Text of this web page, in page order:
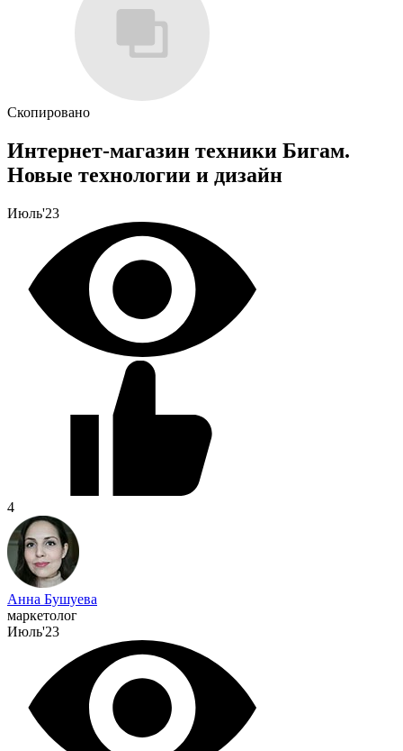
Скопировано
Интернет-магазин техники Бигам.
Новые технологии и дизайн
Июль'23
4
Анна Бушуева
маркетолог
Июль'23